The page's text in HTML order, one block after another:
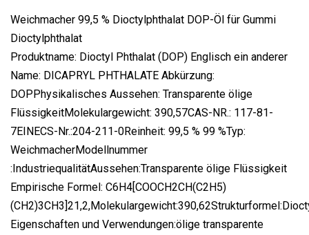
Weichmacher 99,5 % Dioctylphthalat DOP-Öl für Gummi
Dioctylphthalat
Produktname: Dioctyl Phthalat (DOP) Englisch ein anderer
Name: DICAPRYL PHTHALATE Abkürzung:
DOPPhysikalisches Aussehen: Transparente ölige
FlüssigkeitMolekulargewicht: 390,57CAS-NR.: 117-81-
7EINECS-Nr.:204-211-0Reinheit: 99,5 % 99 %Typ:
WeichmacherModellnummer
:IndustriequalitätAussehen:Transparente ölige Flüssigkeit
Empirische Formel: C6H4[COOCH2CH(C2H5)
Eigenschaften und Verwendungen:ölige transparente